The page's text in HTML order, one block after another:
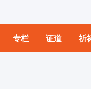
专栏 证道 祈